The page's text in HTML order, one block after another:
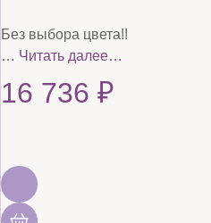
Без выбора цвета!!
… Читать далее…
16 736 ₽